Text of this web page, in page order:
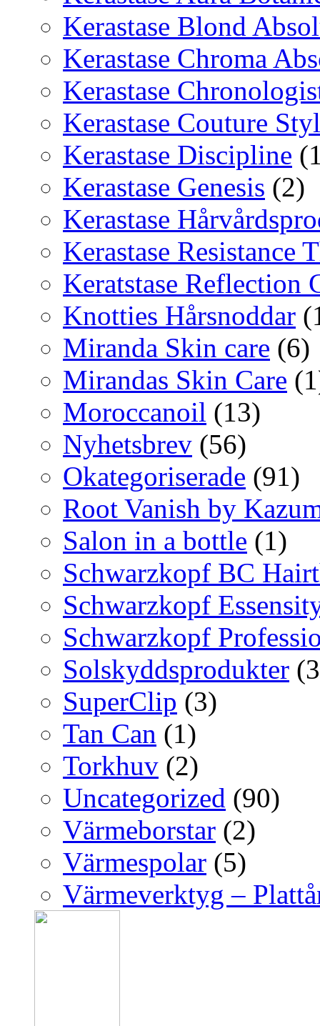
Kerastase Blond
Kerastase Chroma
Kerastase
Kerastase Couture
Kerastase Discipline
Kerastase Genesis (2)
Kerastase
Kerastase Resistance
Keratstase Reflection
Knotties Hårsnoddar
Miranda Skin care (6)
Mirandas Skin Care
Moroccanoil (13)
Nyhetsbrev (56)
Okategoriserade (91)
Root Vanish by
Salon in a bottle (1)
Schwarzkopf BC
Schwarzkopf
Schwarzkopf
Solskyddsprodukter
SuperClip (3)
Tan Can (1)
Torkhuv (2)
Uncategorized (90)
Värmeborstar (2)
Värmespolar (5)
Värmeverktyg –